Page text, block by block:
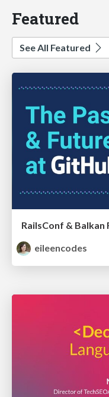
Featured
See All Featured
eileencodes